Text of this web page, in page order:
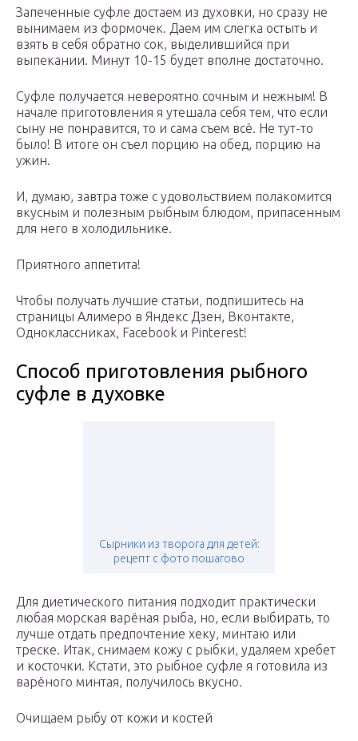
Запеченные суфле достаем из духовки, но сразу не
вынимаем из формочек. Даем им слегка остыть и
взять в себя обратно сок, выделившийся при
выпекании. Минут 10-15 будет вполне достаточно.
Суфле получается невероятно сочным и нежным! В
начале приготовления я утешала себя тем, что если
сыну не понравится, то и сама съем всё. Не тут-то
было! В итоге он съел порцию на обед, порцию на
ужин.
И, думаю, завтра тоже с удовольствием полакомится
вкусным и полезным рыбным блюдом, припасенным
для него в холодильнике.
Приятного аппетита!
Чтобы получать лучшие статьи, подпишитесь на
страницы Алимеро в Яндекс Дзен, Вконтакте,
Одноклассниках, Facebook и Pinterest!
Способ приготовления рыбного
суфле в духовке
Сырники из творога для детей:
рецепт с фото пошагово
Для диетического питания подходит практически
любая морская варёная рыба, но, если выбирать, то
лучше отдать предпочтение хеку, минтаю или
треске. Итак, снимаем кожу с рыбки, удаляем хребет
и косточки. Кстати, это рыбное суфле я готовила из
варёного минтая, получилось вкусно.
Очищаем рыбу от кожи и костей